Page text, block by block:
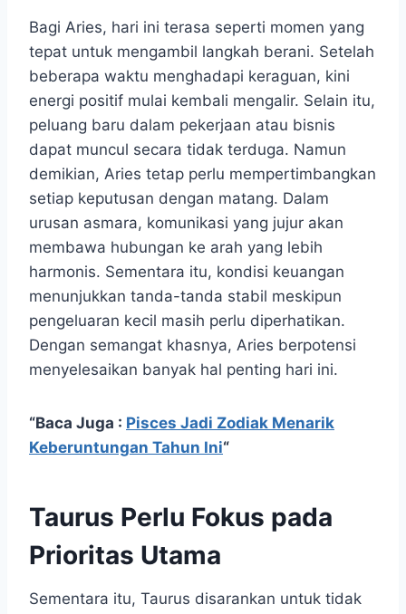
Bagi Aries, hari ini terasa seperti momen yang
tepat untuk mengambil langkah berani. Setelah
beberapa waktu menghadapi keraguan, kini
energi positif mulai kembali mengalir. Selain itu,
peluang baru dalam pekerjaan atau bisnis
dapat muncul secara tidak terduga. Namun
demikian, Aries tetap perlu mempertimbangkan
setiap keputusan dengan matang. Dalam
urusan asmara, komunikasi yang jujur akan
membawa hubungan ke arah yang lebih
harmonis. Sementara itu, kondisi keuangan
menunjukkan tanda-tanda stabil meskipun
pengeluaran kecil masih perlu diperhatikan.
Dengan semangat khasnya, Aries berpotensi
menyelesaikan banyak hal penting hari ini.
“Baca Juga : Pisces Jadi Zodiak Menarik
Keberuntungan Tahun Ini“
Taurus Perlu Fokus pada
Prioritas Utama
Sementara itu, Taurus disarankan untuk tidak